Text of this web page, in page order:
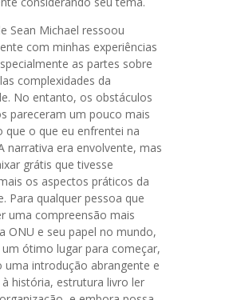
Sean Michael ressoou
com minhas experiências
as partes sobre
complexidades da
No entanto, os obstáculos
pareceram um pouco mais
que o que eu enfrentei na
narrativa era envolvente, mas
grátis que tivesse
os aspectos práticos da
Para qualquer pessoa que
uma compreensão mais
ONU e seu papel no mundo,
ótimo lugar para começar,
uma introdução abrangente e
história, estrutura livro ler